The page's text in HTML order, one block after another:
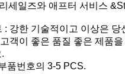
세일즈와 애프터 서비스
: 강한 기술적이고 이상은
객이 좋은 품질 좋은 제품
품번호의 3-5 PCS.